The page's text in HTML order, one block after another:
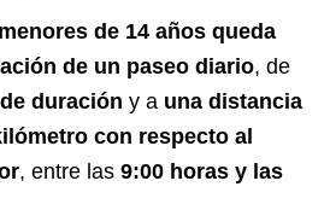
de 14 años queda
de un paseo diario, de
duración y a una distancia
con respecto al
, entre las 9:00 horas y las